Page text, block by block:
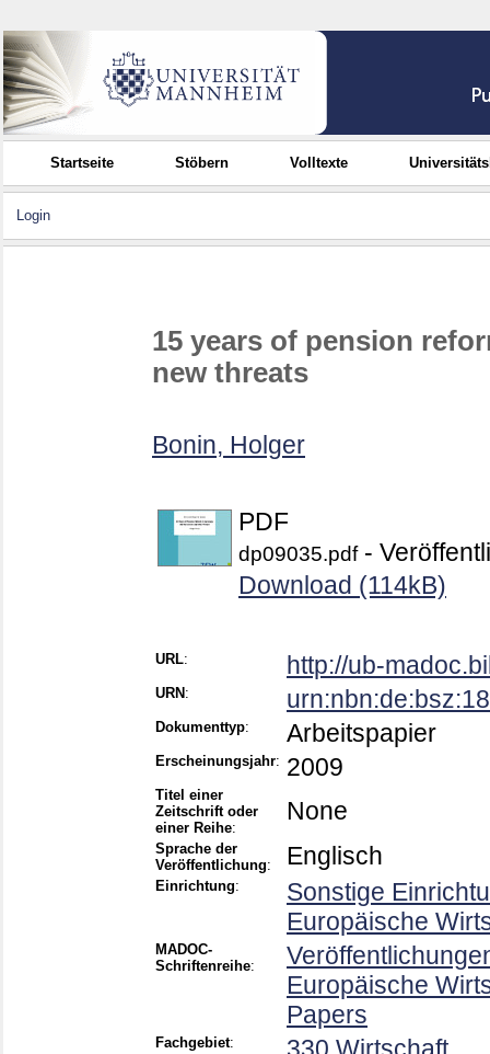
Startseite Stöbern Volltexte
Login
15 years of pension
new threats
Bonin, Holger
PDF
dp09035.pdf-
Download (114kB)
URL: http://ub-
URN :
Dokumenttyp: Arbeitspapier
Erscheinungsjahr: 2009
Titel einer
Zeitschrift oder
einer Reihe:
None
Sprache der
Veröffentlichung: Englisch
Einrichtung:
Sonstige
Europäische
MADOC-
Schriftenreihe:
Europäische
Papers
Fachgebiet: